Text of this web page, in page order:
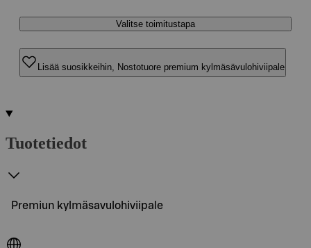
Valitse toimitustapa
Lisää suosikkeihin, Nostotuore premium kylmäsävulohiviipale
Tuotetiedot
Premiun kylmäsavulohiviipale